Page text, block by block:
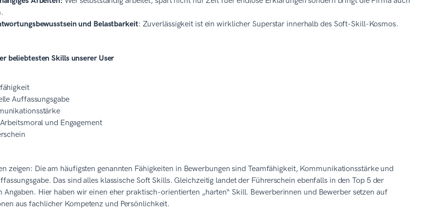
und Belastbarkeit: Zuverlässigkeit ist ein wirklicher Superstar innerhalb des Soft-Skill-Kosmos.
beliebtesten Skills unserer User
Auffassungsgabe
und Engagement
zeigen: Die am häufigsten genannten Fähigkeiten in Bewerbungen sind Teamfähigkeit, Kommunikationsstärke und
Das sind alles klassische Soft Skills. Gleichzeitig landet der Führerschein ebenfalls in den Top 5 der
Angaben. Hier haben wir einen eher praktisch-orientierten „harten“ Skill. Bewerberinnen und Bewerber setzen auf
aus fachlicher Kompetenz und Persönlichkeit.